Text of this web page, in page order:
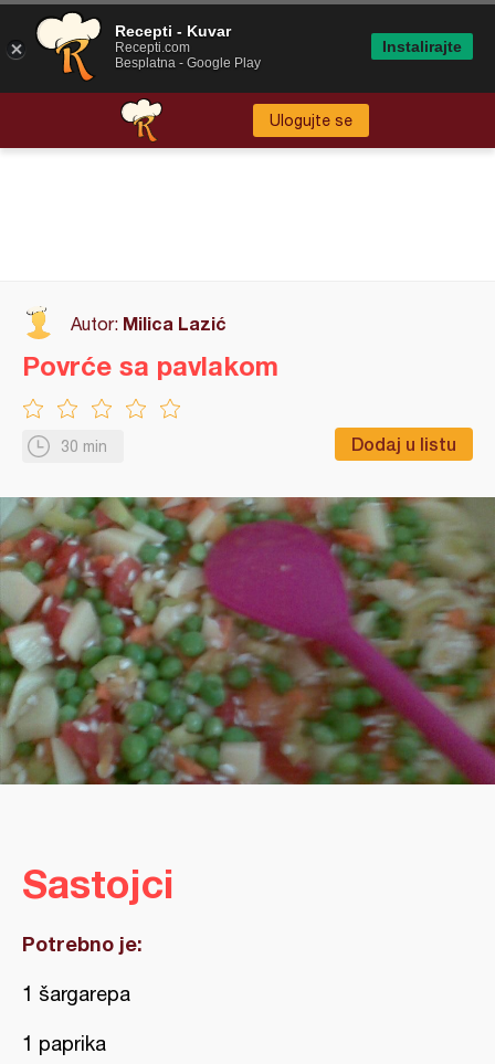
Ulogujte se
Autor: Milica Lazić
30 min Dodaj u listu
Povrće sa pavlakom
Sastojci
Potrebno je:
1 šargarepa
1 paprika
Recepti - Kuvar
Recepti.com
Besplatna - Google Play
Instalirajte